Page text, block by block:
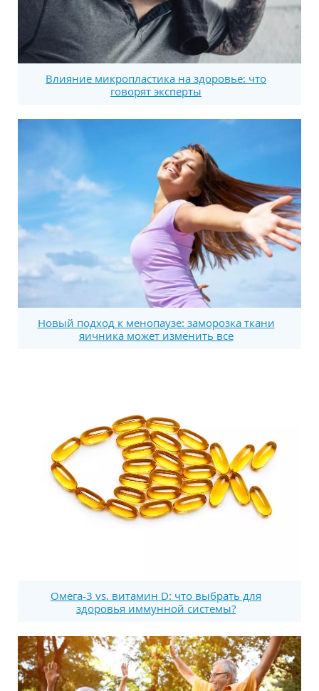
Влияние микропластика на здоровье: что
говорят эксперты
Новый подход к менопаузе: заморозка ткани
яичника может изменить все
Омега-3 vs. витамин D: что выбрать для
здоровья иммунной системы?